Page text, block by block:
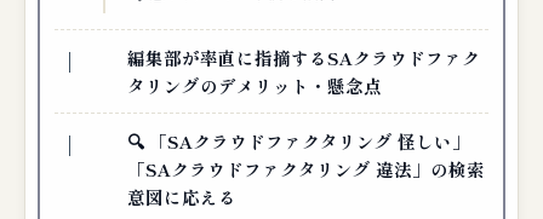
編集部が率直に指摘するSAクラウドファク
タリングのデメリット・懸念点
🔍 「SAクラウドファクタリング 怪しい」
「SAクラウドファクタリング 違法」の検索
意図に応える